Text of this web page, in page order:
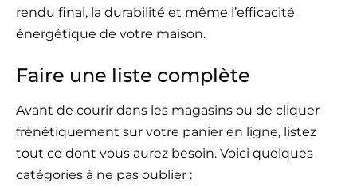
rendu final, la durabilité et même l’efficacité
énergétique de votre maison.
Faire une liste complète
Avant de courir dans les magasins ou de cliquer
frénétiquement sur votre panier en ligne, listez
tout ce dont vous aurez besoin. Voici quelques
catégories à ne pas oublier :